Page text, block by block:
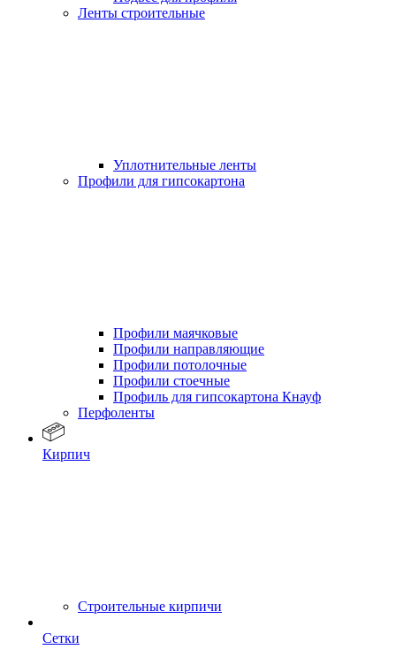
Ленты строительные
Уплотнительные ленты
Профили для гипсокартона
Профили маячковые
Профили направляющие
Профили потолочные
Профили стоечные
Профиль для гипсокартона Кнауф
Перфоленты
Кирпич
Строительные кирпичи
Сетки